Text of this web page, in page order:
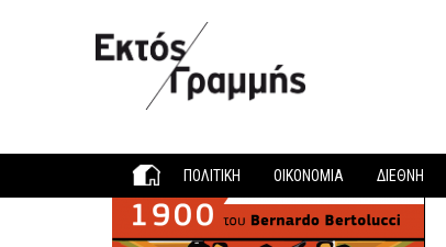
ΠΟΛΙΤΙΚΗ ΟΙΚΟΝΟΜΙΑ ΔΙΕΘΝΗ